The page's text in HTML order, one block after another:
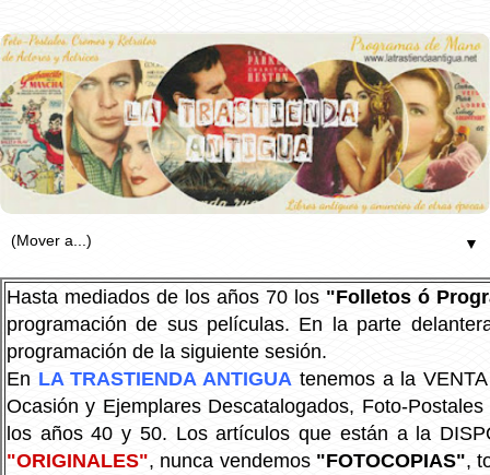
▼
Hasta mediados de los años 70 los "Folletos ó
programación de sus películas. En la parte
programación de la siguiente sesión.
En LA TRASTIENDA ANTIGUA tenemos a la
Ocasión y Ejemplares Descatalogados, Foto-
los años 40 y 50. Los artículos que están a la
"ORIGINALES", nunca vendemos "FOTOCOPIAS",